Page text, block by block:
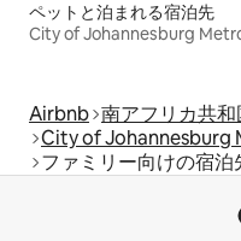
ペットと泊まれる宿泊先
Airbnb 南アフリカ共和
City of
ファミリー向けの宿泊